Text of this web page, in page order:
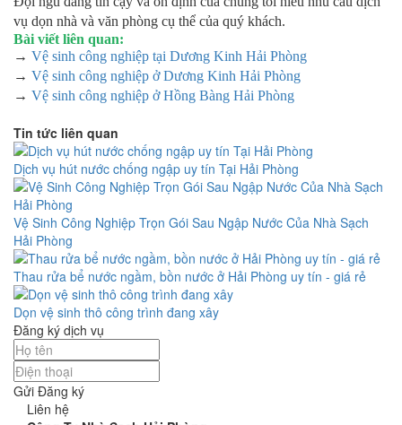
vụ dọn nhà và văn phòng cụ thể của quý khách.
Bài viết liên quan:
→ Vệ sinh công nghiệp tại Dương Kinh Hải Phòng
→ Vệ sinh công nghiệp ở Dương Kinh Hải Phòng
→ Vệ sinh công nghiệp ở Hồng Bàng Hải Phòng
Tin tức liên quan
Dịch vụ hút nước chống ngập uy tín Tại Hải Phòng
Vệ Sinh Công Nghiệp Trọn Gói Sau Ngập Nước Của Nhà Sạch
Hải Phòng
Thau rửa bể nước ngầm, bồn nước ở Hải Phòng uy tín - giá rẻ
Dọn vệ sinh thô công trình đang xây
Đăng ký dịch vụ
Gửi Đăng ký
Liên hệ